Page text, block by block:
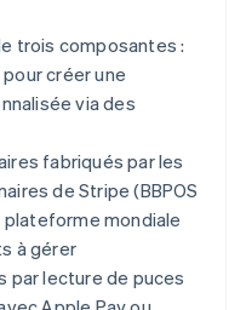
trois composantes :
pour créer une
via des
fabriqués par les
de Stripe (BBPOS
mondiale
à gérer
par lecture de puces